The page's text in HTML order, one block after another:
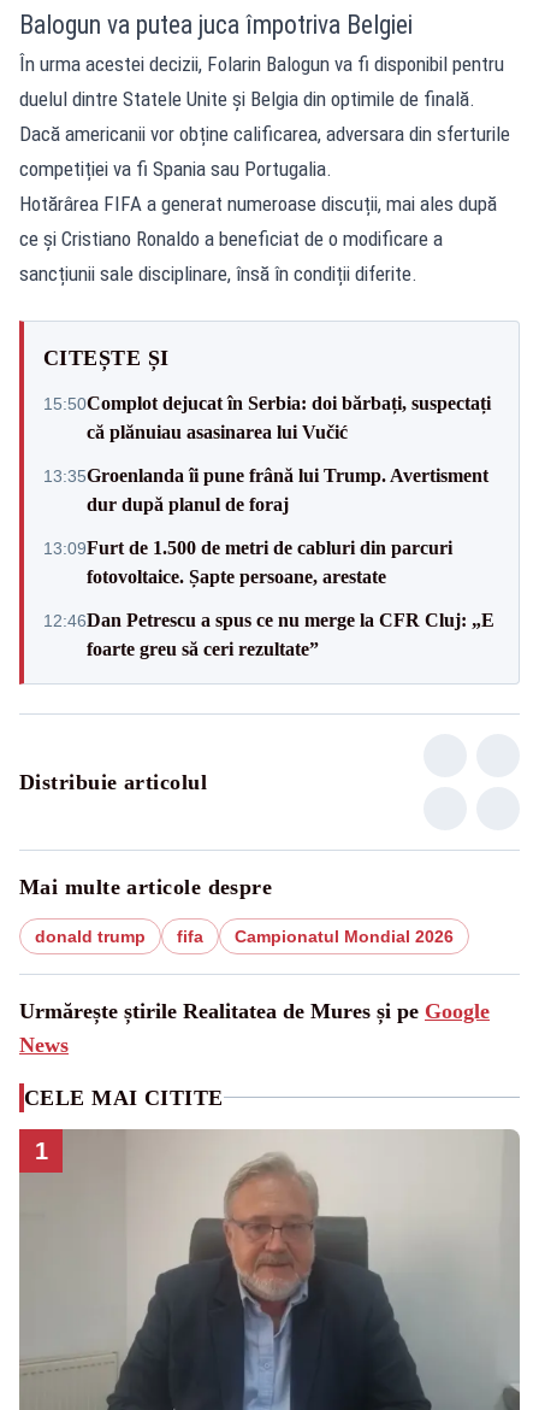
Balogun va putea juca împotriva Belgiei
În urma acestei decizii, Folarin Balogun va fi disponibil pentru
duelul dintre Statele Unite și Belgia din optimile de finală.
Dacă americanii vor obține calificarea, adversara din sferturile
competiției va fi Spania sau Portugalia.
Hotărârea FIFA a generat numeroase discuții, mai ales după
ce și Cristiano Ronaldo a beneficiat de o modificare a
sancțiunii sale disciplinare, însă în condiții diferite.
CITEȘTE ȘI
15:50Complot dejucat în Serbia: doi bărbați, suspectați
că plănuiau asasinarea lui Vučić
13:35Groenlanda îi pune frână lui Trump. Avertisment
dur după planul de foraj
13:09Furt de 1.500 de metri de cabluri din parcuri
fotovoltaice. Șapte persoane, arestate
12:46Dan Petrescu a spus ce nu merge la CFR Cluj: „E
foarte greu să ceri rezultate”
Distribuie articolul
Mai multe articole despre
donald trump fifa Campionatul Mondial 2026
Urmărește știrile Realitatea de Mures și pe Google
News
CELE MAI CITITE
1